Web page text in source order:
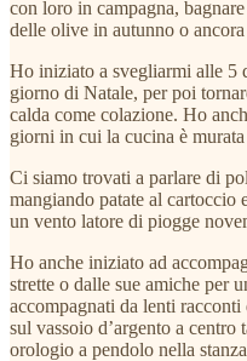
con loro in campagna,
delle olive in autunno o
Ho iniziato a svegliarmi alle 5
giorno di Natale, per poi
calda come colazione. Ho
giorni in cui la cucina è
Ci siamo trovati a parlare di
mangiando patate al cartoccio
un vento latore di piogge
Ho anche iniziato ad
strette o dalle sue amiche per
accompagnati da lenti
sul vassoio d’argento a
orologio a pendolo nella